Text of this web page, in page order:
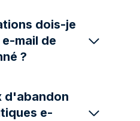
dois-je
mail de
?
d'abandon
e-